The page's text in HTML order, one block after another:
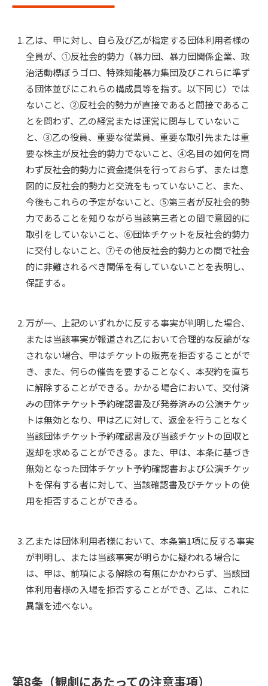
乙は、甲に対し、自ら及び乙が指定する団体利用者様の
全員が、①反社会的勢力（暴力団、暴力団関係企業、政
治活動標ぼうゴロ、特殊知能暴力集団及びこれらに準ず
る団体並びにこれらの構成員等を指す。以下同じ）では
ないこと、②反社会的勢力が直接であると間接であるこ
とを問わず、乙の経営または運営に関与していないこ
と、③乙の役員、重要な従業員、重要な取引先または重
要な株主が反社会的勢力でないこと、④名目の如何を問
わず反社会的勢力に資金提供を行っておらず、または意
図的に反社会的勢力と交流をもっていないこと、また、
今後もこれらの予定がないこと、⑤第三者が反社会的勢
力であることを知りながら当該第三者との間で意図的に
取引をしていないこと、⑥団体チケットを反社会的勢力
に交付しないこと、⑦その他反社会的勢力との間で社会
的に非難されるべき関係を有していないことを表明し、
保証する。
万が一、上記のいずれかに反する事実が判明した場合、
または当該事実が報道され乙において合理的な反論がな
されない場合、甲はチケットの販売を拒否することがで
き、また、何らの催告を要することなく、本契約を直ち
に解除することができる。かかる場合において、交付済
みの団体チケット予約確認書及び発券済みの公演チケッ
トは無効となり、甲は乙に対して、返金を行うことなく
当該団体チケット予約確認書及び当該チケットの回収と
返却を求めることができる。また、甲は、本条に基づき
無効となった団体チケット予約確認書および公演チケッ
トを保有する者に対して、当該確認書及びチケットの使
用を拒否することができる。
乙または団体利用者様において、本条第1項に反する事実
が判明し、または当該事実が明らかに疑われる場合に
は、甲は、前項による解除の有無にかかわらず、当該団
体利用者様の入場を拒否することができ、乙は、これに
異議を述べない。
第8条（観劇にあたっての注意事項）